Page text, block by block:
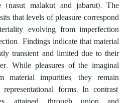
(nasut, malakut, and jabarut). The
that levels of pleasure correspond
evolving from imperfection
Findings indicate that material
transient and limited due to their
While pleasures of the imaginal
material impurities, they remain
forms. In contrast,